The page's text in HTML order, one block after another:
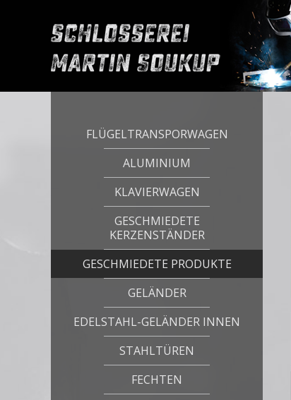
FLÜGELTRANSPORWAGEN
ALUMINIUM
KLAVIERWAGEN
GESCHMIEDETE
KERZENSTÄNDER
GESCHMIEDETE PRODUKTE
GELÄNDER
EDELSTAHL-GELÄNDER INNEN
STAHLTÜREN
FECHTEN